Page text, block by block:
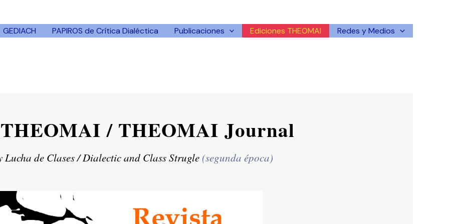
GEDIACH PAPIROS de Crítica Dialéctica Publicaciones Ediciones THEOMAI Redes y Medios
/ THEOMAI Journal
de Clases / Dialectic and Class Strugle (segunda época)